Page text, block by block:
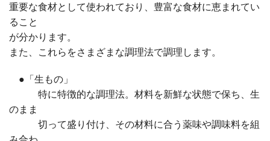
重要な食材として使われており、豊富な食材に恵まれてい
ること
が分かります。
また、これらをさまざまな調理法で調理します。
●「生もの」
特に特徴的な調理法。材料を新鮮な状態で保ち、生
のまま
切って盛り付け、その材料に合う薬味や調味料を組